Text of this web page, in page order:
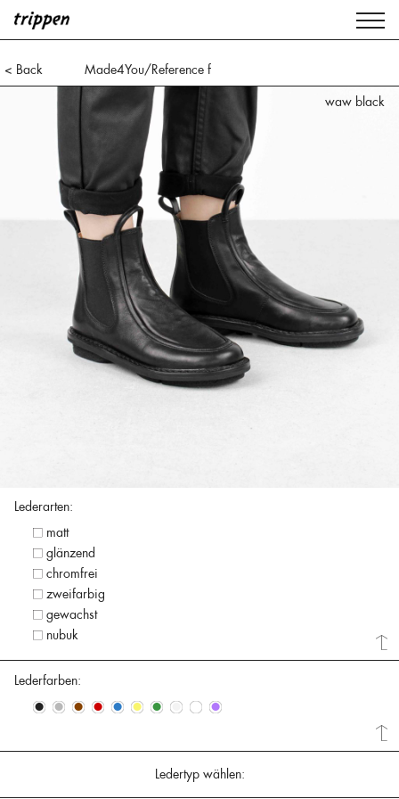
< Back
Made4You/Reference f
waw black
Lederarten:
matt
glänzend
chromfrei
zweifarbig
gewachst
nubuk
Lederfarben:
• • • • • • • • • •
Ledertyp wählen: